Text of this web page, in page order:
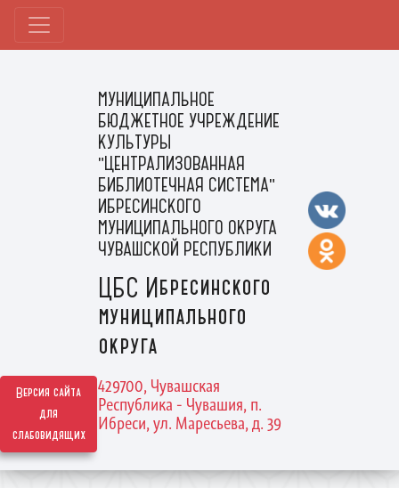
Версия сайта
для
слабовидящих
МУНИЦИПАЛЬНОЕ
БЮДЖЕТНОЕ УЧРЕЖДЕНИЕ
КУЛЬТУРЫ
"ЦЕНТРАЛИЗОВАННАЯ
БИБЛИОТЕЧНАЯ СИСТЕМА"
ИБРЕСИНСКОГО
МУНИЦИПАЛЬНОГО ОКРУГА
ЧУВАШСКОЙ РЕСПУБЛИКИ
ЦБС Ибресинского
муниципального
округа
429700, Чувашская
Республика - Чувашия, п.
Ибреси, ул. Маресьева, д. 39